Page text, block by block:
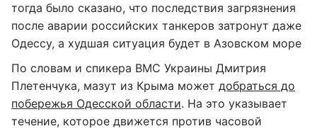
тогда было сказано, что последствия загрязнения
после аварии российских танкеров затронут даже
Одессу, а худшая ситуация будет в Азовском море
По словам и спикера ВМС Украины Дмитрия
Плетенчука, мазут из Крыма может добраться до
побережья Одесской области. На это указывает
течение, которое движется против часовой